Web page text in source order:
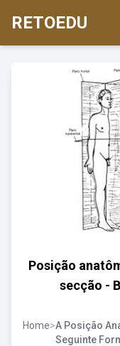
RETOEDU
Posição
secção -
Home>A Posição
Seguinte